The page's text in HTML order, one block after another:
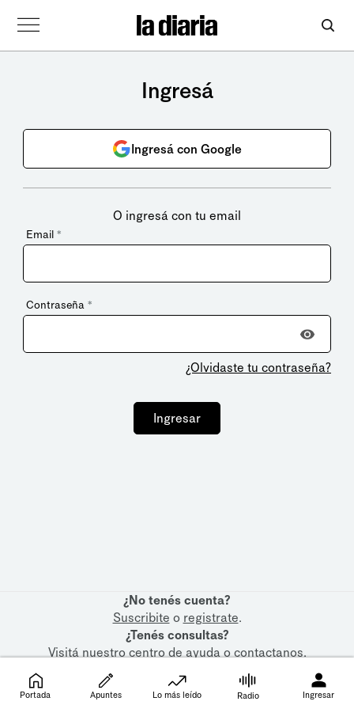
Ingresá
Ingresá con Google
O ingresá con tu email
Email *
Contraseña *
¿Olvidaste tu contraseña?
Ingresar
¿No tenés cuenta?
Suscribite o registrate.
¿Tenés consultas?
Visitá nuestrocentro de ayudaocontactanos.
Portada Apuntes Lo más leído Radio Ingresar